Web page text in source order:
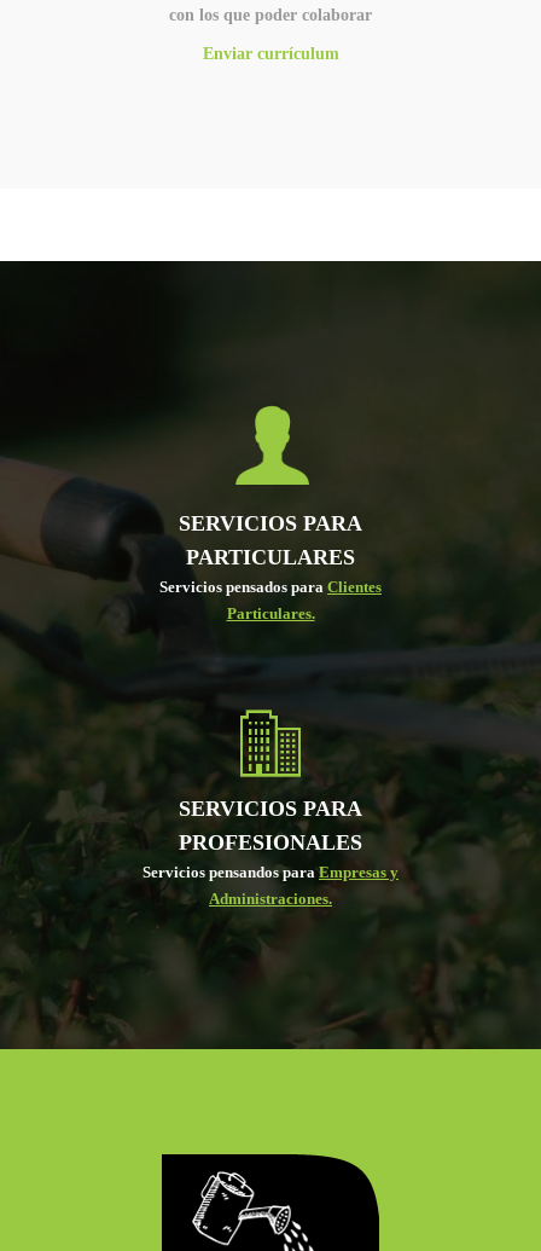
con los que poder colaborar
Enviar currículum
SERVICIOS PARA
PARTICULARES
Servicios pensados para Clientes
Particulares.
SERVICIOS PARA
PROFESIONALES
Servicios pensandos paraEmpresas y
Administraciones.